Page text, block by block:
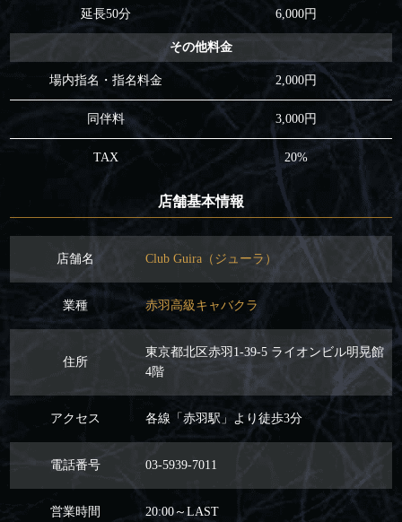
延長50分 6,000円
その他料金
場内指名・指名料金 2,000円
同伴料 3,000円
TAX 20%
店舗基本情報
店舗名 Club Guira（ジューラ）
業種 赤羽高級キャバクラ
住所
東京都北区赤羽1-39-5 ライオンビル明晃館
4階
アクセス 各線「赤羽駅」より徒歩3分
電話番号 03-5939-7011
営業時間 20:00～LAST